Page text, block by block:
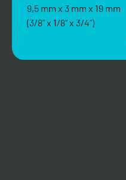
9,5 mm x 3 mm x 19 mm
(3/8” x 1/8” x 3/4”)